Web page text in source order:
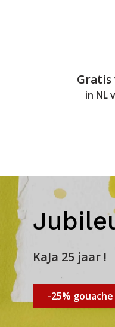
Gratis
in NL
KaJa 25 jaar !
-25%